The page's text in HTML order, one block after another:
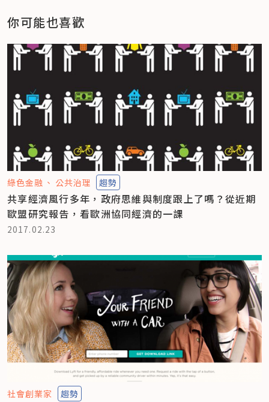
你可能也喜歡
綠色金融 公共治理 趨勢
共享經濟風行多年，政府思維與制度跟上了嗎？從近期
歐盟研究報告，看歐洲協同經濟的一課
2017.02.23
社會創業家 趨勢